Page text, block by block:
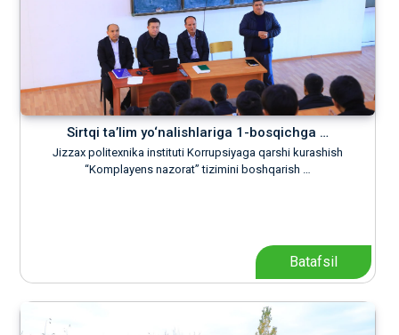
Sirtqi ta’lim yo‘nalishlariga 1-bosqichga …
Jizzax politexnika instituti Korrupsiyaga qarshi kurashish
“Komplayens nazorat” tizimini boshqarish …
Batafsil